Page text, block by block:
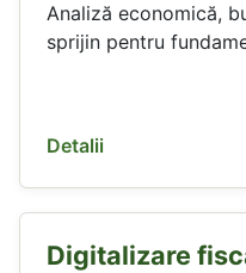
Analiză economică,
sprijin pentru
Detalii
Digitalizare